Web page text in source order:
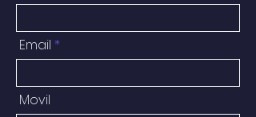
Email
Movil